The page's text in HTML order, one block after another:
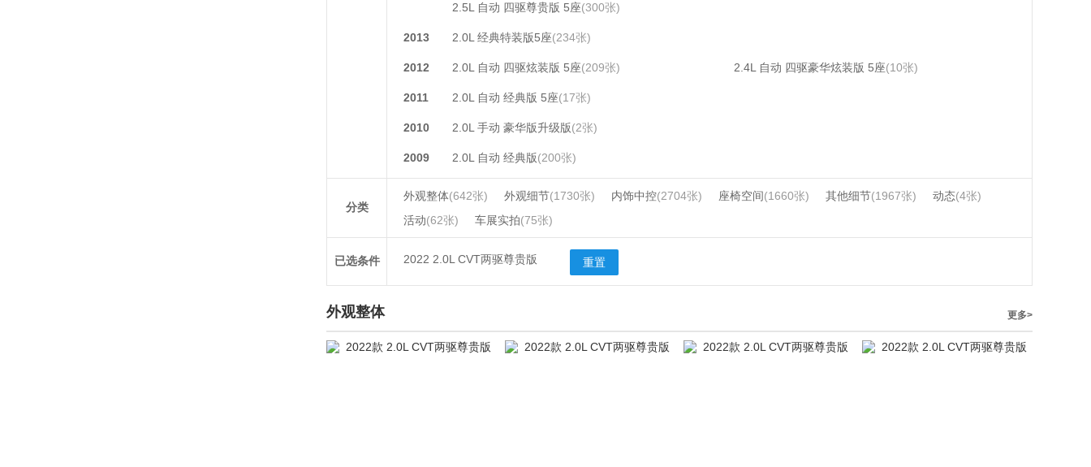
2.5L 自动 四驱尊贵版 5座(300张)
2013 2.0L 经典特装版5座(234张)
2012 2.0L 自动 四驱炫装版 5座(209张) 2.4L 自动 四驱豪华炫装版 5座(10张)
2011 2.0L 自动 经典版 5座(17张)
2010 2.0L 手动 豪华版升级版(2张)
2009 2.0L 自动 经典版(200张)
分类
外观整体(642张) 外观细节(1730张) 内饰中控(2704张) 座椅空间(1660张) 其他细节(1967张) 动态(4张)
活动(62张) 车展实拍(75张)
已选条件 2022 2.0L CVT两驱尊贵版 重置
外观整体 更多>